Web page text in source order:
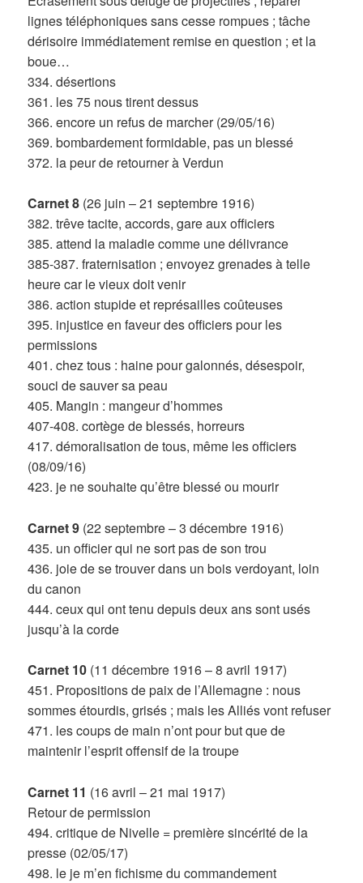
lignes téléphoniques sans cesse rompues ; tâche
dérisoire immédiatement remise en question ; et la
boue…
334. désertions
361. les 75 nous tirent dessus
366. encore un refus de marcher (29/05/16)
369. bombardement formidable, pas un blessé
372. la peur de retourner à Verdun
Carnet 8 (26 juin – 21 septembre 1916)
382. trêve tacite, accords, gare aux officiers
385. attend la maladie comme une délivrance
385-387. fraternisation ; envoyez grenades à telle
heure car le vieux doit venir
386. action stupide et représailles coûteuses
395. injustice en faveur des officiers pour les
permissions
401. chez tous : haine pour galonnés, désespoir,
souci de sauver sa peau
405. Mangin : mangeur d’hommes
407-408. cortège de blessés, horreurs
417. démoralisation de tous, même les officiers
(08/09/16)
423. je ne souhaite qu’être blessé ou mourir
Carnet 9 (22 septembre – 3 décembre 1916)
435. un officier qui ne sort pas de son trou
436. joie de se trouver dans un bois verdoyant, loin
du canon
444. ceux qui ont tenu depuis deux ans sont usés
jusqu’à la corde
Carnet 10 (11 décembre 1916 – 8 avril 1917)
451. Propositions de paix de l’Allemagne : nous
sommes étourdis, grisés ; mais les Alliés vont refuser
471. les coups de main n’ont pour but que de
maintenir l’esprit offensif de la troupe
Carnet 11 (16 avril – 21 mai 1917)
Retour de permission
494. critique de Nivelle = première sincérité de la
presse (02/05/17)
498. le je m’en fichisme du commandement